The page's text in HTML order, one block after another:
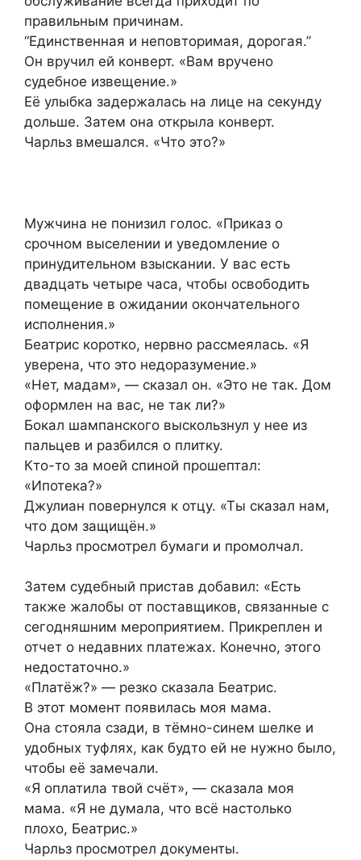
правильным причинам.
“Единственная и неповторимая, дорогая.”
Он вручил ей конверт. «Вам вручено
судебное извещение.»
Её улыбка задержалась на лице на секунду
дольше. Затем она открыла конверт.
Чарльз вмешался. «Что это?»
Мужчина не понизил голос. «Приказ о
срочном выселении и уведомление о
принудительном взыскании. У вас есть
двадцать четыре часа, чтобы освободить
помещение в ожидании окончательного
исполнения.»
Беатрис коротко, нервно рассмеялась. «Я
уверена, что это недоразумение.»
«Нет, мадам», — сказал он. «Это не так. Дом
оформлен на вас, не так ли?»
Бокал шампанского выскользнул у нее из
пальцев и разбился о плитку.
Кто-то за моей спиной прошептал:
«Ипотека?»
Джулиан повернулся к отцу. «Ты сказал нам,
что дом защищён.»
Чарльз просмотрел бумаги и промолчал.
Затем судебный пристав добавил: «Есть
также жалобы от поставщиков, связанные с
сегодняшним мероприятием. Прикреплен и
отчет о недавних платежах. Конечно, этого
недостаточно.»
«Платёж?» — резко сказала Беатрис.
В этот момент появилась моя мама.
Она стояла сзади, в тёмно-синем шелке и
удобных туфлях, как будто ей не нужно было,
чтобы её замечали.
«Я оплатила твой счёт», — сказала моя
мама. «Я не думала, что всё настолько
плохо, Беатрис.»
Чарльз просмотрел документы.